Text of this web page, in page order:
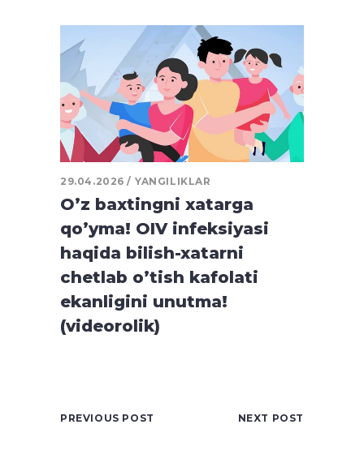
29.04.2026 YANGILIKLAR
O’z baxtingni xatarga
qo’yma! OIV infeksiyasi
haqida bilish-xatarni
chetlab o’tish kafolati
ekanligini unutma!
(videorolik)
PREVIOUS POST NEXT POST